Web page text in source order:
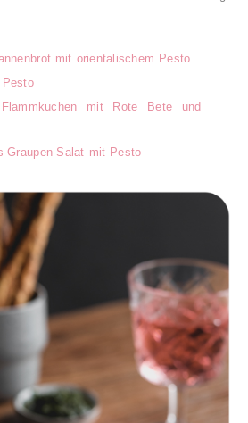
mit orientalischem Pesto
Pesto
Flammkuchen mit Rote Bete und
Graupen-Salat mit Pesto